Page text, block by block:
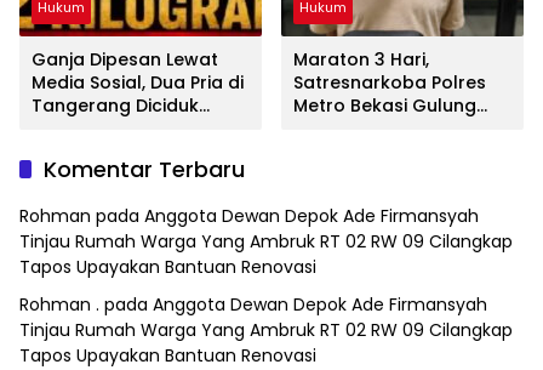
Hukum
Ganja Dipesan Lewat
Media Sosial, Dua Pria di
Tangerang Diciduk
Hukum
Maraton 3 Hari,
Satresnarkoba Polres
Metro Bekasi Gulung
Komentar Terbaru
Rohman pada Anggota Dewan Depok Ade Firmansyah
Tinjau Rumah Warga Yang Ambruk RT 02 RW 09 Cilangkap
Tapos Upayakan Bantuan Renovasi
Rohman . pada Anggota Dewan Depok Ade Firmansyah
Tinjau Rumah Warga Yang Ambruk RT 02 RW 09 Cilangkap
Tapos Upayakan Bantuan Renovasi